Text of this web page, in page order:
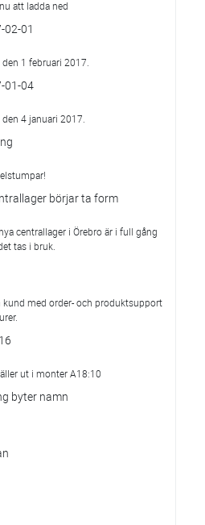
att ladda ned
02-01
1 februari 2017.
01-04
4 januari 2017.
börjar ta form
centrallager i Örebro är i full gång
tas i bruk.
med order- och produktsupport
ut i monter A18:10
byter namn